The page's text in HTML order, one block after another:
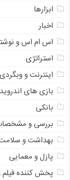
ابزارها
اخبار
اس ام اس و
استراتژی
اینترنت و وبگردی
بازی های اندروید
بانکی
بررسی و
بهداشت و
پازل و معمایی
پخش کننده فیلم